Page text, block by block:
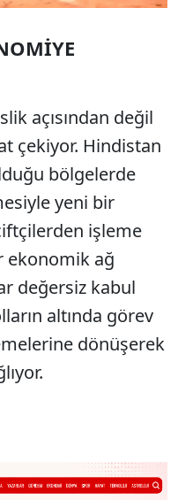
açısından değil
çekiyor. Hindistan
bölgelerde
yeni bir
işleme
ekonomik ağ
değersiz kabul
altında görev
dönüşerek